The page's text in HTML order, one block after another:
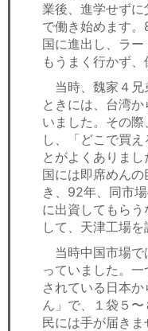
業後、進学せず
で働き始めます
国に進出し、ラ
もうまく行かず、
当時、魏家４兄
ときには、台湾
いました。その
し、「どこで買
とがよくありま
国には即席めん
き、92年、同市
に出資してもら
して、天津工場を
当時中国市場で
っていました。
されている日本
ん」で、１袋５
民には手が届き